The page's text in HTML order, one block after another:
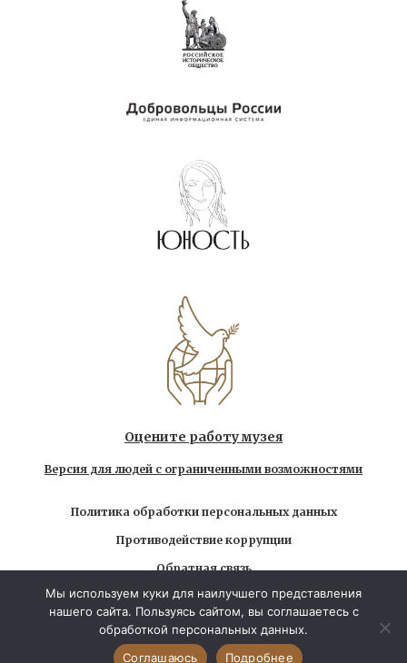
Оцените работу музея
Версия для людей с ограниченными возможностями
Политика обработки персональных данных
Противодействие коррупции
Обратная связь
Использование любых находящихся на сайте
материалов без официального разрешения запрещено
© 2026 Государственный музей-заповедник Л.Н.
Толстого. Все права защищены
Мы используем куки для наилучшего представления
нашего сайта. Пользуясь сайтом, вы соглашаетесь с
обработкой персональных данных.
Соглашаюсь
Подробнее